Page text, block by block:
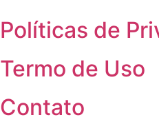
Políticas de
Termo de Uso
Contato